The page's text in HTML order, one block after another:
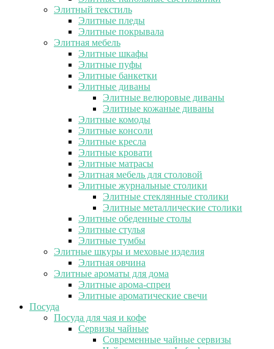
Элитный текстиль
Элитные пледы
Элитные покрывала
Элитная мебель
Элитные шкафы
Элитные пуфы
Элитные банкетки
Элитные диваны
Элитные велюровые диваны
Элитные кожаные диваны
Элитные комоды
Элитные консоли
Элитные кресла
Элитные кровати
Элитные матрасы
Элитная мебель для столовой
Элитные журнальные столики
Элитные стеклянные столики
Элитные металлические столики
Элитные обеденные столы
Элитные стулья
Элитные тумбы
Элитные шкуры и меховые изделия
Элитная овчина
Элитные ароматы для дома
Элитные арома-спреи
Элитные ароматические свечи
Посуда
Посуда для чая и кофе
Сервизы чайные
Современные чайные сервизы